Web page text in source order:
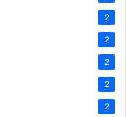
2
2
2
2
2